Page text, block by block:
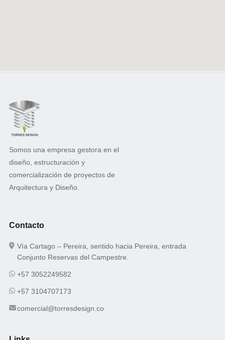
Somos una empresa gestora en el
diseño, estructuración y
comercialización de proyectos de
Arquitectura y Diseño.
Contacto
Vía Cartago – Pereira, sentido hacia Pereira, entrada
Conjunto Reservas del Campestre.
+57 3052249582
+57 3104707173
comercial@torresdesign.co